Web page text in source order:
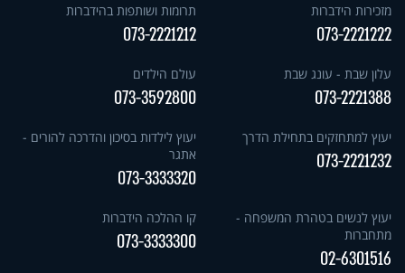
מזכירות הידברות
073-2221222
תרומות ושותפות בהידברות
073-2221212
עלון שבת - עונג שבת
073-2221388
עולם הילדים
073-3592800
יעוץ למתחזקים בתחילת הדרך
073-2221232
יעוץ לילדות בסיכון והדרכה להורים -
אתגר
073-3333320
יעוץ לנשים בטהרת המשפחה -
מתחברות
02-6301516
קו ההלכה הידברות
073-3333300